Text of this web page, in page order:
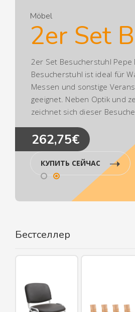
Möbel
2er Set Besucherstuhl Pepe
Besucherstuhl ist ideal für
Messen und sonstige
geeignet. Neben Optik und
zeichnet sich dieser
besonders durch seine
geformte Sitzfläche aus, die
Sitzphasen nicht
lässt.Ca. Maße:Gesamthöhe:
cmGesamtbreite: 43
cmSitzhöhe: 45 cmSitzfläche
cmMax. Belastbarkeit: 120
EchtholzfurnierAngenehme
funktionales DesignExtrem
reinigenKomfortables Sitzen
262,75€
КУПИТЬ СЕЙЧАС
Бестселлер